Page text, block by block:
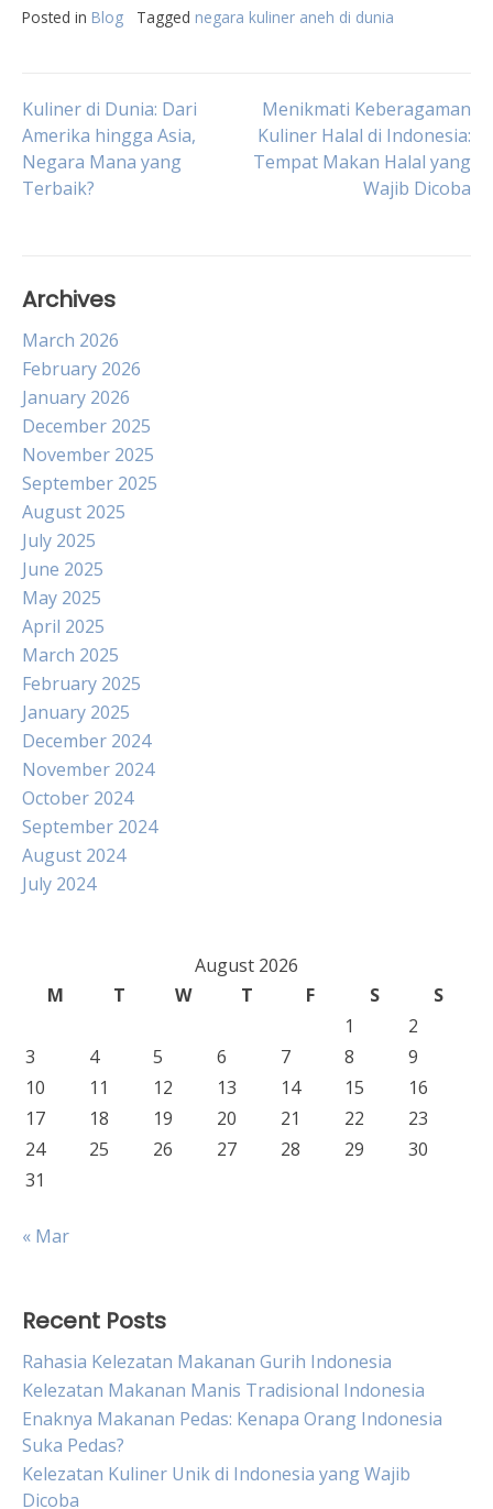
Posted in Blog Tagged negara kuliner aneh di dunia
Post
navigation
Kuliner di Dunia: Dari
Amerika hingga Asia,
Negara Mana yang
Terbaik?
Menikmati Keberagaman
Kuliner Halal di Indonesia:
Tempat Makan Halal yang
Wajib Dicoba
Archives
March 2026
February 2026
January 2026
December 2025
November 2025
September 2025
August 2025
July 2025
June 2025
May 2025
April 2025
March 2025
February 2025
January 2025
December 2024
November 2024
October 2024
September 2024
August 2024
July 2024
August 2026
M
T W T F S
S
1
2
3
4 5 6 7 8
9
10
11 12 13 14 15
16
17
18 19 20 21 22
23
24
25 26 27 28 29
30
31
« Mar
Recent Posts
Rahasia Kelezatan Makanan Gurih Indonesia
Kelezatan Makanan Manis Tradisional Indonesia
Enaknya Makanan Pedas: Kenapa Orang Indonesia
Suka Pedas?
Kelezatan Kuliner Unik di Indonesia yang Wajib
Dicoba